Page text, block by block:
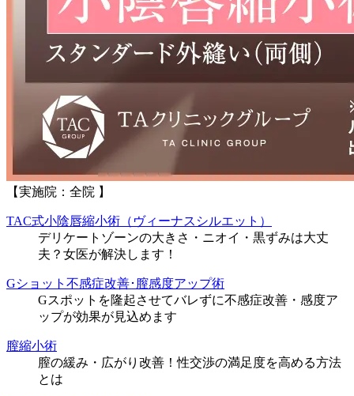
【実施院：全院 】
TAC式小陰唇縮小術（ヴィーナスシルエット）
デリケートゾーンの大きさ・ニオイ・黒ずみは大丈
夫？女医が解決します！
Gショット不感症改善･膣感度アップ術
Gスポットを隆起させてバレずに不感症改善・感度ア
ップが効果が見込めます
膣縮小術
膣の緩み・広がり改善！性交渉の満足度を高める方法
とは